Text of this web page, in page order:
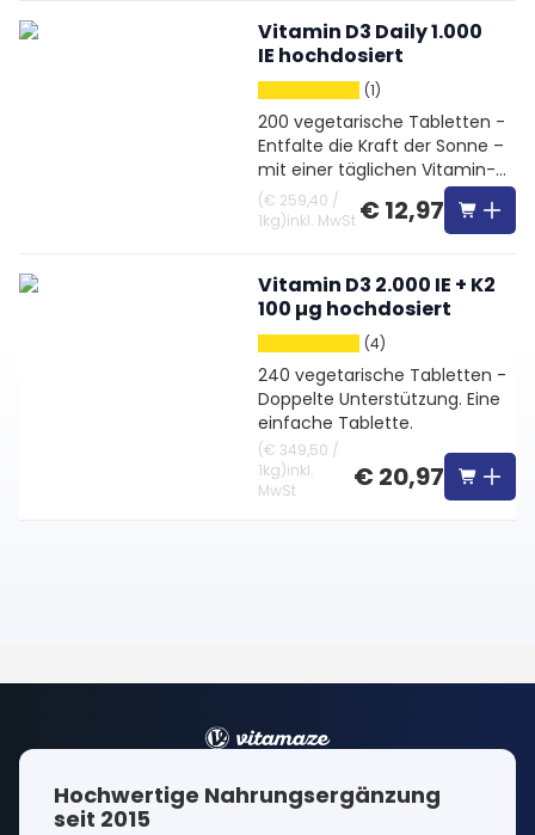
Vitamin D3 Daily 1.000
IE hochdosiert
(1)
200 vegetarische Tabletten -
Entfalte die Kraft der Sonne –
mit einer täglichen Vitamin-
D3-Tablette
(€ 259,40 /
1kg)inkl. MwSt € 12,97
Vitamin D3 2.000 IE + K2
100 µg hochdosiert
(4)
240 vegetarische Tabletten -
Doppelte Unterstützung. Eine
einfache Tablette.
(€ 349,50 /
1kg)inkl.
MwSt
€ 20,97
Hochwertige Nahrungsergänzung
seit 2015